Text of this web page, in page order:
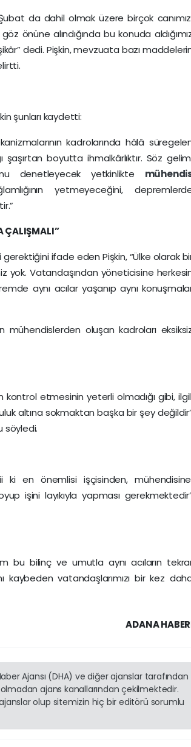
da dahil olmak üzere birçok
önüne alındığında bu konuda
dedi. Pişkin, mevzuata bazı
şunları kaydetti:
kadrolarında hâlâ
boyutta ihmalkârlıktır. Söz
denetleyecek yetkinlikte
yetmeyeceğini,
ÇALIŞMALI”
ifade eden Pişkin, “Ülke olarak
yok. Vatandaşından yöneticisine
aynı acılar yaşanıp aynı
mühendislerden oluşan kadroları
kontrol etmesinin yeterli olmadığı gibi,
altına sokmaktan başka bir şey
söyledi.
ki en önemlisi işçisinden,
işini layıkıyla yapması
bu bilinç ve umutla aynı acıların
kaybeden vatandaşlarımızı bir kez
ADANA
Ajansı (DHA) ve diğer ajanslar tarafından
ajans kanallarından çekilmektedir.
olup sitemizin hiç bir editörü sorumlu